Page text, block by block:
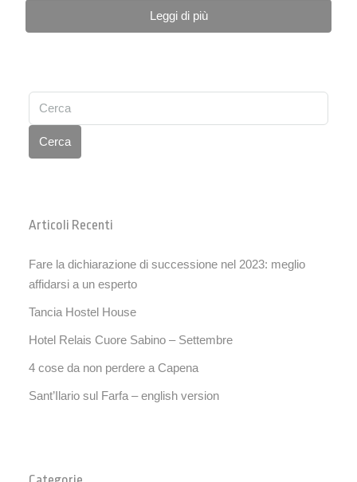
Leggi di più
Cerca
Articoli Recenti
Fare la dichiarazione di successione nel 2023: meglio
affidarsi a un esperto
Tancia Hostel House
Hotel Relais Cuore Sabino – Settembre
4 cose da non perdere a Capena
Sant’Ilario sul Farfa – english version